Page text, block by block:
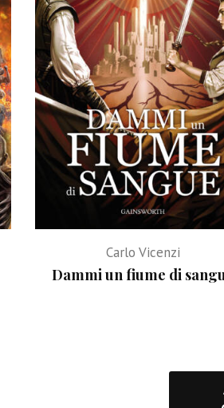
Carlo Vicenzi
Dammi un fiume di